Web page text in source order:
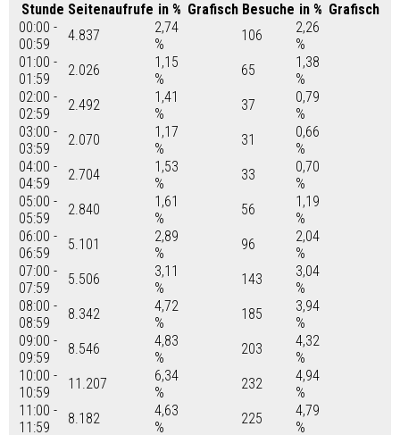
Stunde Seitenaufrufe in % Grafisch Besuche in % Grafisch
00:00 -
00:59
4.837
2,74
%
106
2,26
%
01:00 -
01:59
2.026
1,15
%
65
1,38
%
02:00 -
02:59
2.492
1,41
%
37
0,79
%
03:00 -
03:59
2.070
1,17
%
31
0,66
%
04:00 -
04:59
2.704
1,53
%
33
0,70
%
05:00 -
05:59
2.840
1,61
%
56
1,19
%
06:00 -
06:59
5.101
2,89
%
96
2,04
%
07:00 -
07:59
5.506
3,11
%
143
3,04
%
08:00 -
08:59
8.342
4,72
%
185
3,94
%
09:00 -
09:59
8.546
4,83
%
203
4,32
%
10:00 -
10:59
11.207
6,34
%
232
4,94
%
11:00 -
11:59
8.182
4,63
%
225
4,79
%